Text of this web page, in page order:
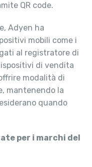
QR code.
Adyen ha
mobili come i
al registratore di
di vendita
modalità di
mantenendo la
quando
per i marchi del